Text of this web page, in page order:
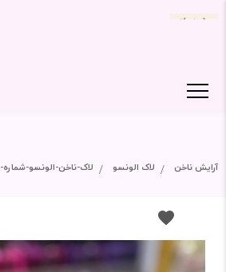
آرایش ناخن لاک الونسو لاک-ناخن-الونسو-شماره-14m